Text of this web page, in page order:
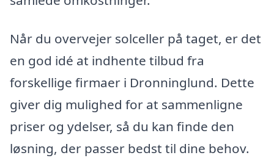
Når du overvejer solceller på taget, er det
en god idé at indhente tilbud fra
forskellige firmaer i Dronninglund. Dette
giver dig mulighed for at sammenligne
priser og ydelser, så du kan finde den
løsning, der passer bedst til dine behov.